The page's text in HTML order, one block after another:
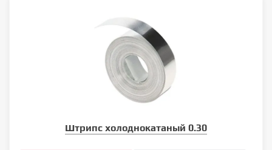
Штрипс холоднокатаный 0.30